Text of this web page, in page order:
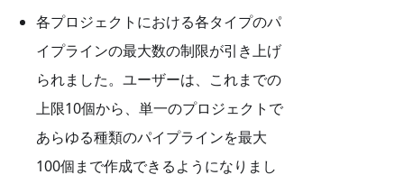
各プロジェクトにおける各タイプのパ
イプラインの最大数の制限が引き上げ
られました。ユーザーは、これまでの
上限10個から、単一のプロジェクトで
あらゆる種類のパイプラインを最大
100個まで作成できるようになりまし